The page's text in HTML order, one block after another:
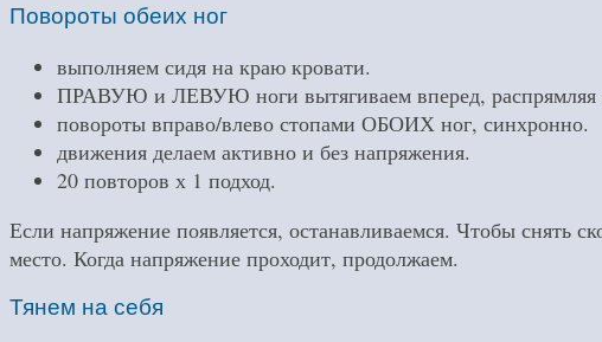
Повороты обеих ног
выполняем сидя на краю кровати.
ПРАВУЮ и ЛЕВУЮ ноги вытягиваем вперед, распрямляя
повороты вправо/влево стопами ОБОИХ ног, синхронно.
движения делаем активно и без напряжения.
20 повторов х 1 подход.
Если напряжение появляется, останавливаемся. Чтобы снять
место. Когда напряжение проходит, продолжаем.
Тянем на себя